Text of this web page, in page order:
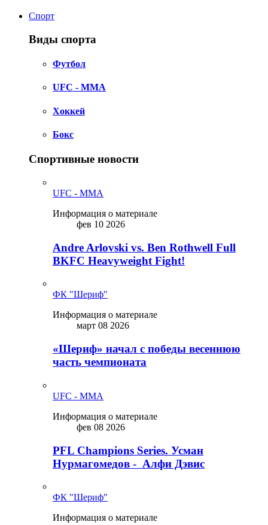
Спорт
Виды спорта
Футбол
UFC - MMA
Хоккей
Бокс
Спортивные новости
UFC - MMA
Информация о материале
фев 10 2026
Andre Arlovski vs. Ben Rothwell Full
BKFC Heavyweight Fight!
ФК "Шериф"
Информация о материале
март 08 2026
«Шериф» начал с победы весеннюю
часть чемпионата
UFC - MMA
Информация о материале
фев 08 2026
PFL Champions Series. Усман
Нурмагомедов - Алфи Дэвис
ФК "Шериф"
Информация о материале